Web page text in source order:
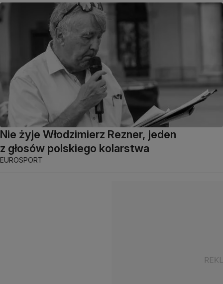
Nie żyje Włodzimierz Rezner, jeden
z głosów polskiego kolarstwa
EUROSPORT